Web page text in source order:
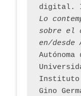
Lo
sobre el
en/desde
Instituto
Gino